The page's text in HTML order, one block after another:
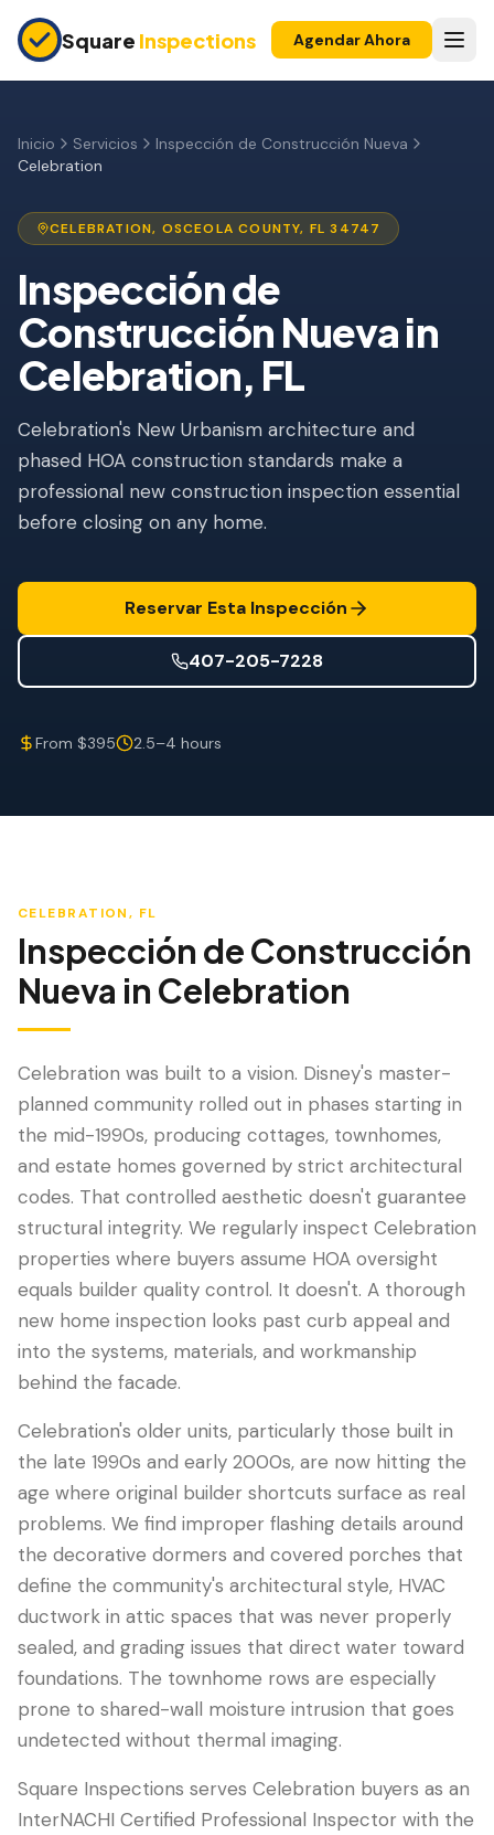
Square Inspections Agendar Ahora
Inspección Pre-Compra
Garantía 11 Meses
Inspección de Condominio
Inspección Pre-Listado
Propiedad de Inversión
INSPECCIONES DE SEGURO
Inspección 4 Puntos
Mitigación de Viento
SERVICIOS ESPECIALIZADOS
Mantenimiento Anual
Seguridad Post-Huracán
Imagen Térmica
Inspección de Termitas
LANGUAGE
Português
407-205-7228
Agendar Inspección
Inicio Servicios
Inspección de Construcción Nueva
Celebration
CELEBRATION, OSCEOLA COUNTY, FL 34747
Inspección de
Construcción Nuevain
Celebration, FL
Celebration's New Urbanism architecture and
phased HOA construction standards make a
professional new construction inspection essential
before closing on any home.
Reservar Esta Inspección
407-205-7228
From $395 2.5–4 hours
CELEBRATION, FL
Inspección de Construcción
Nueva in Celebration
Celebration was built to a vision. Disney's master-
planned community rolled out in phases starting in
the mid-1990s, producing cottages, townhomes,
and estate homes governed by strict architectural
codes. That controlled aesthetic doesn't guarantee
structural integrity. We regularly inspect Celebration
properties where buyers assume HOA oversight
equals builder quality control. It doesn't. A thorough
new home inspection looks past curb appeal and
into the systems, materials, and workmanship
behind the facade.
Celebration's older units, particularly those built in
the late 1990s and early 2000s, are now hitting the
age where original builder shortcuts surface as real
problems. We find improper flashing details around
the decorative dormers and covered porches that
define the community's architectural style, HVAC
ductwork in attic spaces that was never properly
sealed, and grading issues that direct water toward
foundations. The townhome rows are especially
prone to shared-wall moisture intrusion that goes
undetected without thermal imaging.
Square Inspections serves Celebration buyers as an
InterNACHI Certified Professional Inspector with the